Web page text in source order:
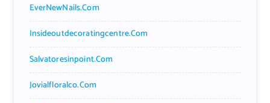
EverNewNails.com
Insideoutdecoratingcentre.com
Salvatoresinpoint.com
Jovialfloralco.com